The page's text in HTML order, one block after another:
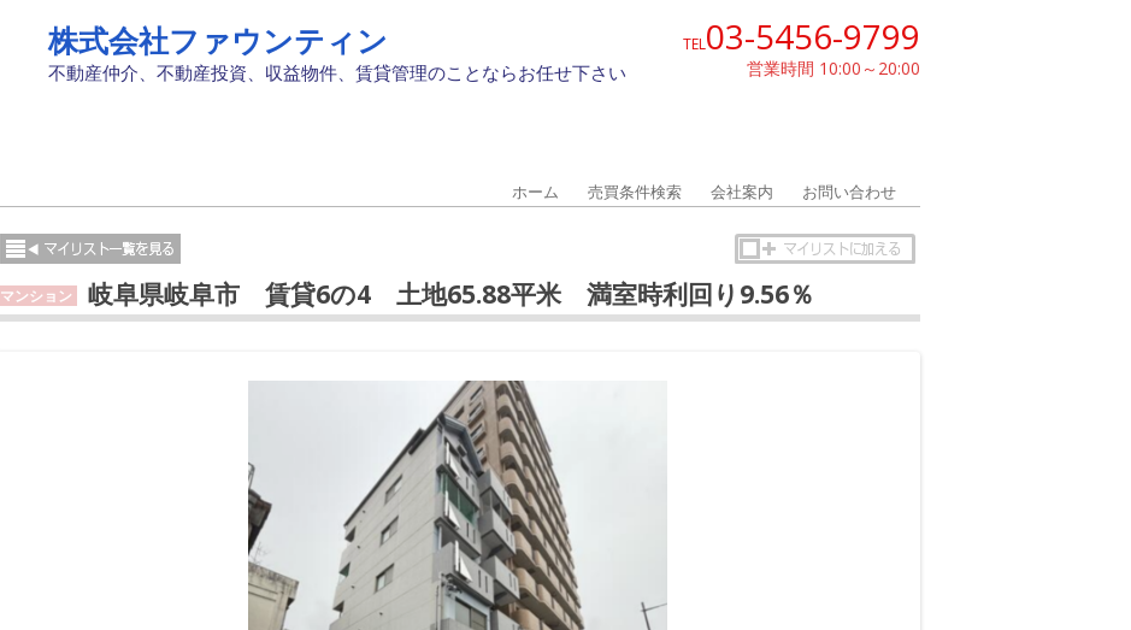
株式会社ファウンティン
不動産仲介、不動産投資、収益物件、賃貸管理のことならお任せ下さい 営業時間 10:00～20:00
TEL03-5456-9799
ホーム 売買条件検索 会社案内 お問い合わせ
マンション 岐阜県岐阜市 賃貸6の4 土地65.88平米 満室時利回り9.56％